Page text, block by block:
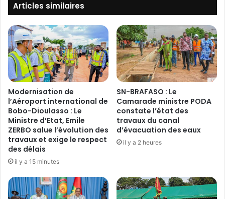
e
l
e
d
l
a
p
r
o
m
o
t
i
n
2
E
S
c
h
a
s
é
s
d
e
l
a
C
ô
e
d
Articles similaires
Modernisation de
l’Aéroport international de
Bobo-Dioulasso : Le
Ministre d’Etat, Emile
ZERBO salue l’évolution des
travaux et exige le respect
des délais
il y a 15 minutes
SN-BRAFASO : Le
Camarade ministre PODA
constate l’état des
travaux du canal
d’évacuation des eaux
il y a 2 heures